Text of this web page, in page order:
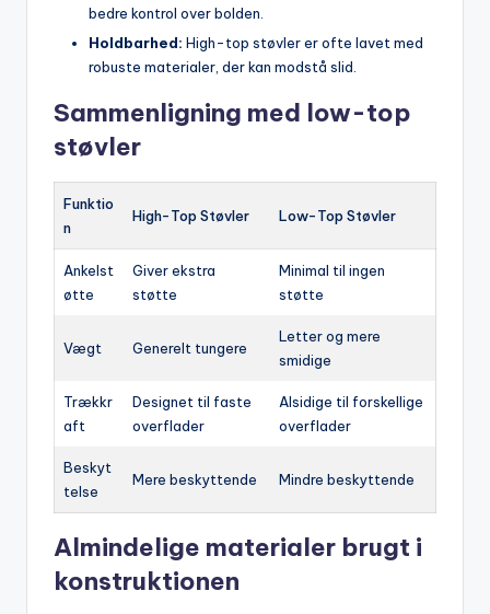
bedre kontrol over bolden.
Holdbarhed: High-top støvler er ofte lavet med
robuste materialer, der kan modstå slid.
Sammenligning med low-top
støvler
Funktio
n
High-Top Støvler Low-Top Støvler
Ankelst
øtte
Giver ekstra
støtte
Minimal til ingen
støtte
Vægt Generelt tungere
Letter og mere
smidige
Trækkr
aft
Designet til faste
overflader
Alsidige til forskellige
overflader
Beskyt
telse
Mere beskyttende Mindre beskyttende
Almindelige materialer brugt i
konstruktionen